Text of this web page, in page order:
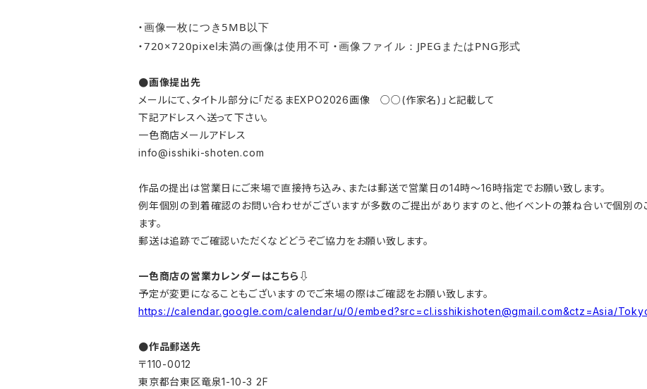
・画像一枚につき5MB以下
・720×720pixel未満の画像は使用不可 ・画像ファイル：JPEGまたはPNG形式
●画像提出先
メールにて、タイトル部分に「だるまEXPO2026画像 ○○(作家名)」と記載して
下記アドレスへ送って下さい。
一色商店メールアドレス
info@isshiki-shoten.com
作品の提出は営業日にご来場で直接持ち込み、または郵送で営業日の14時～16時指定でお願い致します。
例年個別の到着確認のお問い合わせがございますが多数のご提出がありますのと、他イベントの兼ね合いで個別
ます。
郵送は追跡でご確認いただくなどどうぞご協力をお願い致します。
一色商店の営業カレンダーはこちら⇩
予定が変更になることもございますのでご来場の際はご確認をお願い致します。
https://calendar.google.com/calendar/u/0/embed?src=cl.isshikishoten@gmail.com&ctz=Asia/
●作品郵送先
〒110-0012
東京都台東区竜泉1-10-3 2F